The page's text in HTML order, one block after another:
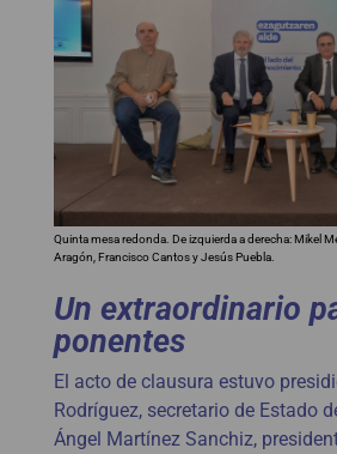
Quinta mesa redonda. De izquierda a derecha: Mikel
Aragón, Francisco Cantos y Jesús Puebla.
Un extraordinario
ponentes
El acto de clausura estuvo
Rodríguez, secretario de Estado
Ángel Martínez Sanchiz,